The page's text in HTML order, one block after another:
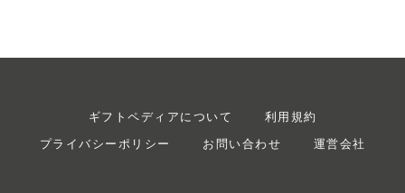
ギフトペディアについて
利用規約
プライバシーポリシー
お問い合わせ 運営会社